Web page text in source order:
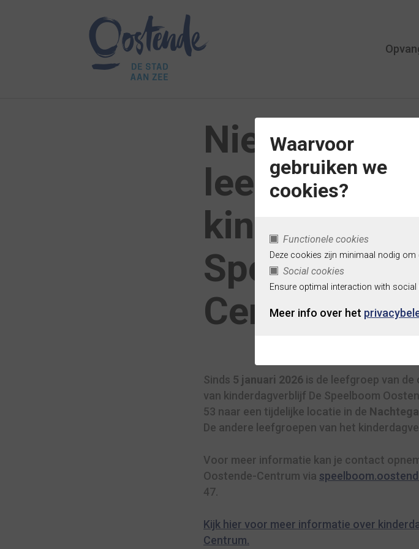
Waarvoor
gebruiken we
cookies?
Functionele cookies
Deze cookies zijn minimaal nodig om
Social cookies
Ensure optimal interaction with social
Meer info over het
Nieuwe
leefgroep van
Speelboom
Centrum
Sinds 5 januari 2026 is de leefgroep van
van kinderdagverblijf De Speelboom
53 naar een tijdelijke locatie in de
De andere leefgroepen van het
Voor meer informatie kan je contact
Oostende-Centrum via
47.
Kijk hier voor meer informatie over
Centrum.